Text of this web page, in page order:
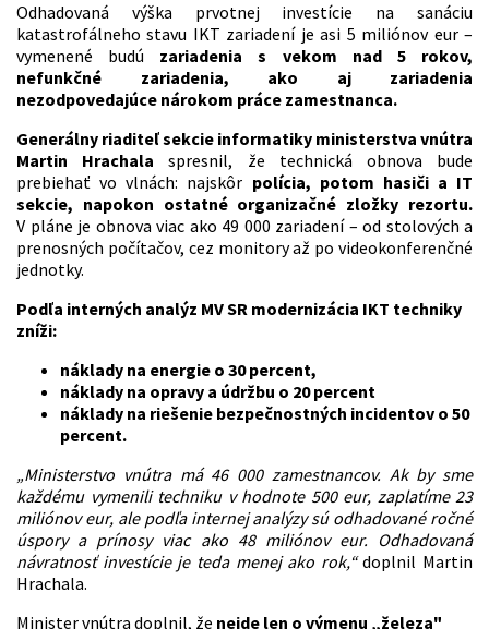
Odhadovaná výška prvotnej investície na sanáciu
katastrofálneho stavu IKT zariadení je asi 5 miliónov eur –
vymenené budú zariadenia s vekom nad 5 rokov,
nefunkčné zariadenia, ako aj zariadenia
nezodpovedajúce nárokom práce zamestnanca.
Generálny riaditeľ sekcie informatiky ministerstva vnútra
Martin Hrachala spresnil, že technická obnova bude
prebiehať vo vlnách: najskôr polícia, potom hasiči a IT
sekcie, napokon ostatné organizačné zložky rezortu.
V pláne je obnova viac ako 49 000 zariadení – od stolových a
prenosných počítačov, cez monitory až po videokonferenčné
jednotky.
Podľa interných analýz MV SR modernizácia IKT techniky
zníži:
náklady na energie o 30 percent,
náklady na opravy a údržbu o 20 percent
náklady na riešenie bezpečnostných incidentov o 50
percent.
„Ministerstvo vnútra má 46 000 zamestnancov. Ak by sme
každému vymenili techniku v hodnote 500 eur, zaplatíme 23
miliónov eur, ale podľa internej analýzy sú odhadované ročné
úspory a prínosy viac ako 48 miliónov eur. Odhadovaná
návratnosť investície je teda menej ako rok,“doplnil Martin
Hrachala.
Minister vnútra doplnil, že nejde len o výmenu „železa"